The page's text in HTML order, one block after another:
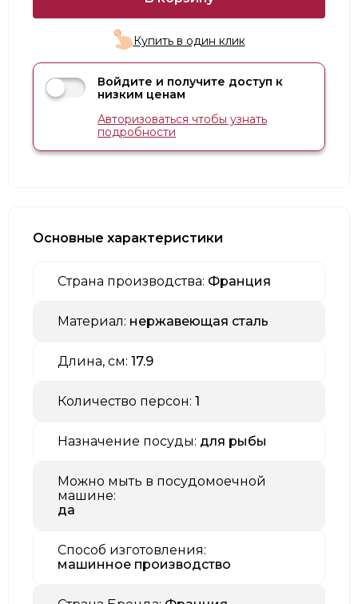
Купить в один клик
Войдите и получите доступ к
низким ценам
Авторизоваться чтобы узнать
подробности
Основные характеристики
Страна производства: Франция
Материал: нержавеющая сталь
Длина, см: 17.9
Количество персон: 1
Назначение посуды: для рыбы
Можно мыть в посудомоечной
машине:
да
Способ изготовления:
машинное производство